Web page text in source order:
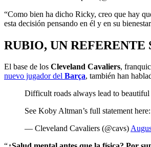
“Como bien ha dicho Ricky, creo que hay
esta decisión pensando en él y en su
RUBIO, UN REFERENTE
El base de los Cleveland Cavaliers,
nuevo jugador del Barça, también han
Difficult roads always lead to
See Koby Altman’s full statement here:
— Cleveland Cavaliers (@cavs)